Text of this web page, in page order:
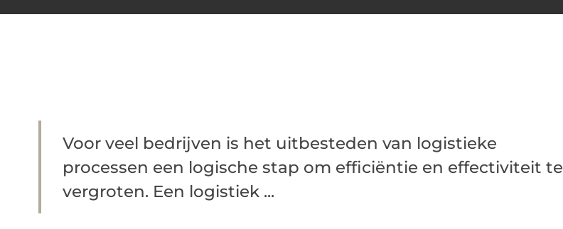
Voor veel bedrijven is het uitbesteden van logistieke
processen een logische stap om efficiëntie en effectiviteit te
vergroten. Een logistiek ...